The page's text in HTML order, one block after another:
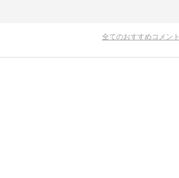
全てのおすすめコメント